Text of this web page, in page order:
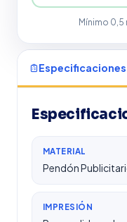
Mínimo 0,5
Especificaciones
MATERIAL
Pendón
IMPRESIÓN